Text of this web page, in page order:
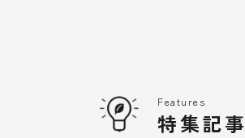
Features
特集記事